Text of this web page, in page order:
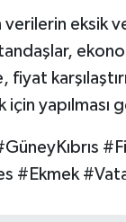
eksik
için
#Ekmek